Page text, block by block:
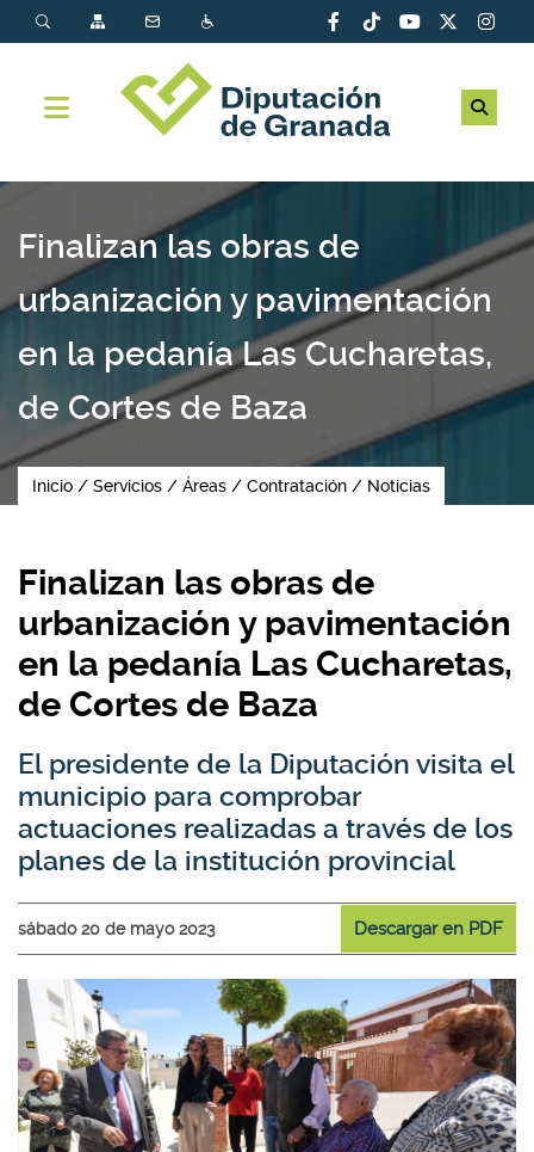
Finalizan las obras de
urbanización y pavimentación
en la pedanía Las Cucharetas,
de Cortes de Baza
Inicio Servicios Áreas Contratación Noticias
Finalizan las obras de
urbanización y pavimentación
en la pedanía Las Cucharetas,
de Cortes de Baza
El presidente de la Diputación visita el
municipio para comprobar
actuaciones realizadas a través de los
planes de la institución provincial
sábado 20 de mayo 2023 Descargar en PDF